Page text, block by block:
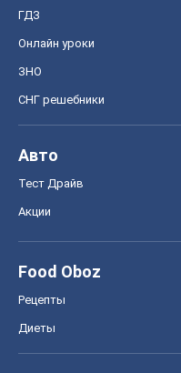
ГДЗ
Онлайн уроки
ЗНО
СНГ решебники
Авто
Тест Драйв
Акции
Food Oboz
Рецепты
Диеты